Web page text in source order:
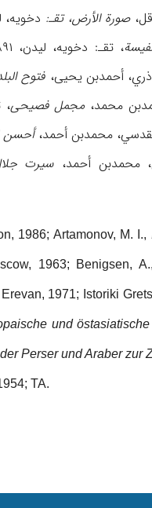
صورة الأرض، تقـ: دخویه، لیدن، ۱۹۳۹م؛ ابن
، تقـ: دخویه، لیدن، ۱۸۹۱م؛ أبوالفداء،
فتوح
مجمل فصیحی،
أحسن
سیرت
1986; Artamonov, M. I.,
1963; Benigsen,
1971; Istoriki
und
Perser und Araber zur
TA.